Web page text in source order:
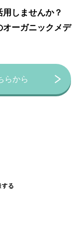
しませんか？
ーガニックメデ
らから